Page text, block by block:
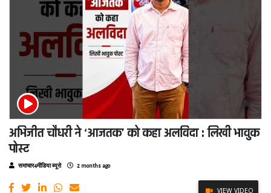
अभिजीत चौधरी ने ‘आजतक’ को कहा अलविदा : लिखी भावुक
पोस्ट
समाचार4मीडिया ब्यूरो 2 months ago
VIEW VIDEO